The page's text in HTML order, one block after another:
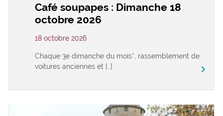
Café soupapes : Dimanche 18
octobre 2026
18 octobre 2026
Chaque 3e dimanche du mois*, rassemblement de
voitures anciennes et […]
keyboard_arrow_right